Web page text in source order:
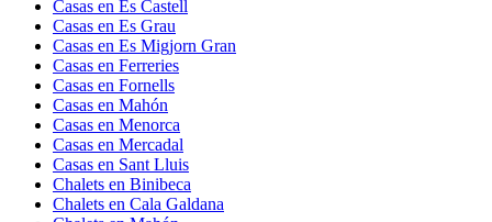
Casas en Es Castell
Casas en Es Grau
Casas en Es Migjorn Gran
Casas en Ferreries
Casas en Fornells
Casas en Mahón
Casas en Menorca
Casas en Mercadal
Casas en Sant Lluis
Chalets en Binibeca
Chalets en Cala Galdana